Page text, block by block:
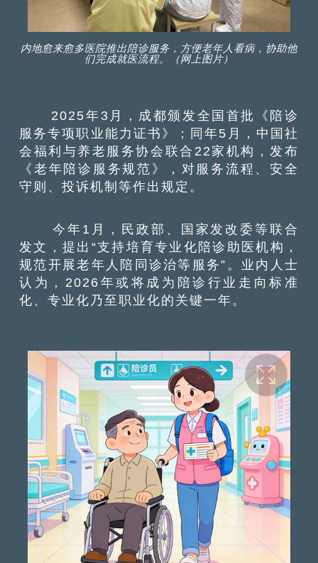
内地愈来愈多医院推出陪诊服务，方便老年人看病，协助他
们完成就医流程。（网上图片）
2025年3月，成都颁发全国首批《陪诊
服务专项职业能力证书》；同年5月，中国社
会福利与养老服务协会联合22家机构，发布
《老年陪诊服务规范》，对服务流程、安全
守则、投诉机制等作出规定。
今年1月，民政部、国家发改委等联合
发文，提出“支持培育专业化陪诊助医机构，
规范开展老年人陪同诊治等服务”。业内人士
认为，2026年或将成为陪诊行业走向标准
化、专业化乃至职业化的关键一年。